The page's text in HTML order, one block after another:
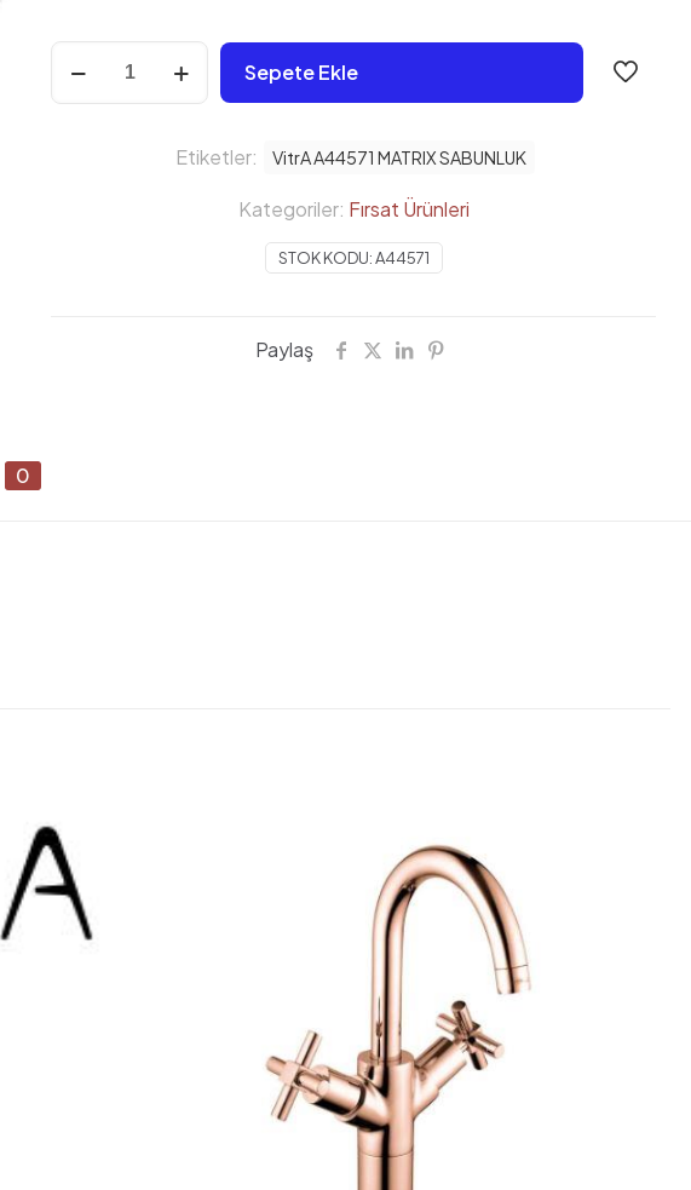
VitrA
A44571
MATRIX
Sepete Ekle
STOK KODU:A44571
Kategoriler: Fırsat Ürünleri
Etiketler: VitrA A44571 MATRIX SABUNLUK
Paylaş
0